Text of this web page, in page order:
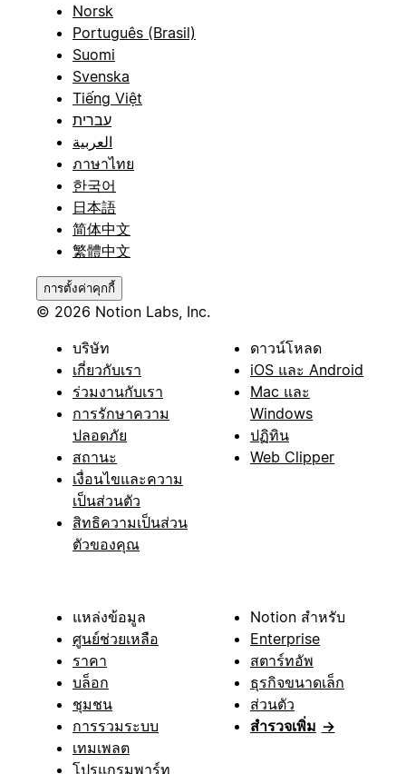
Norsk
Português (Brasil)
Suomi
Svenska
Tiếng Việt
עברית
العربية
ภาษาไทย
한국어
日本語
简体中文
繁體中文
การตั้งค่าคุกกี้
© 2026 Notion Labs, Inc.
บริษัท
เกี่ยวกับเรา
ร่วมงานกับเรา
การรักษาความ
ปลอดภัย
สถานะ
เงื่อนไขและความ
เป็นส่วนตัว
สิทธิความเป็นส่วน
ตัวของคุณ
ดาวน์โหลด
iOS และ Android
Mac และ
Windows
ปฏิทิน
Web Clipper
แหล่งข้อมูล
ศูนย์ช่วยเหลือ
ราคา
บล็อก
ชุมชน
การรวมระบบ
เทมเพลต
โปรแกรมพาร์ท
Notion สำหรับ
Enterprise
สตาร์ทอัพ
ธุรกิจขนาดเล็ก
ส่วนตัว
สำรวจเพิ่ม →